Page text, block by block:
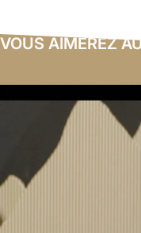
VOUS AIMEREZ